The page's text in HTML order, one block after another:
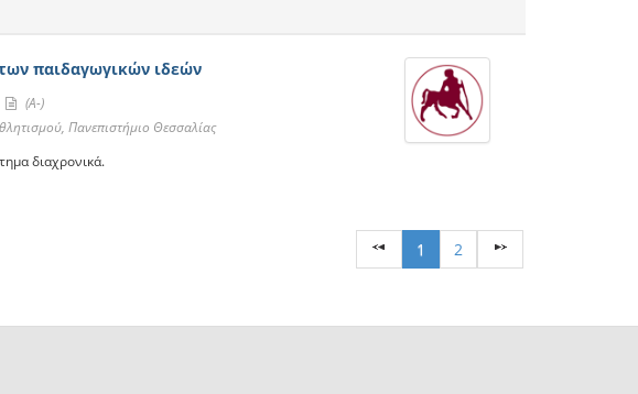
παιδαγωγικών ιδεών
(A-)
Πανεπιστήμιο Θεσσαλίας
διαχρονικά.
1 2